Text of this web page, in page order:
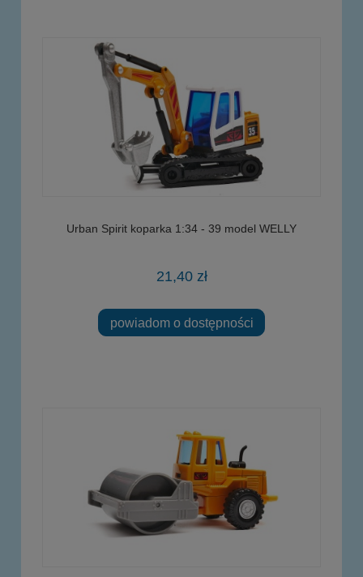
Urban Spirit koparka 1:34 - 39 model WELLY
21,40 zł
powiadom o dostępności